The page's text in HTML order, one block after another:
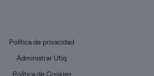
Política de privacidad
Administrar Utiq
Política de Cookies